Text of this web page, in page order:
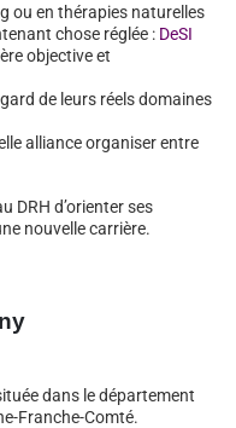
ou en thérapies naturelles
chose réglée : DeSI
objective et
de leurs réels domaines
alliance organiser entre
DRH d’orienter ses
nouvelle carrière.
dans le département
Franche-Comté.